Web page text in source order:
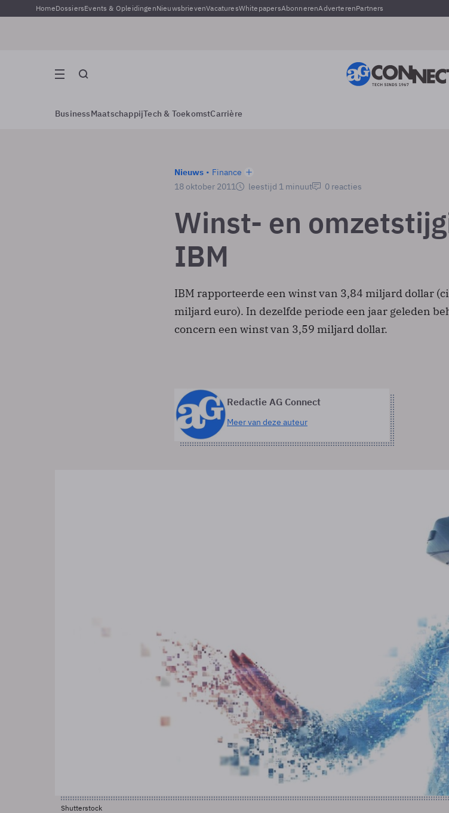
HomeDossiersEvents & OpleidingenNieuwsbrievenVacaturesWhitepapersAbonnerenAdverterenPartners
BusinessMaatschappijTech & ToekomstCarrière
Nieuws
Finance
18 oktober 2011
leestijd 1 minuut 0 reacties
Winst- en
IBM
IBM rapporteerde een winst van 3,84 miljard dollar
miljard euro). In dezelfde periode een jaar geleden
concern een winst van 3,59 miljard dollar.
Redactie AG Connect
Meer van deze auteur
Shutterstock